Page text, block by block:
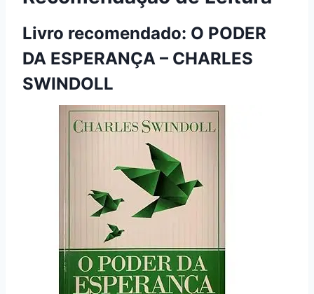
Livro recomendado: O PODER
DA ESPERANÇA – CHARLES
SWINDOLL